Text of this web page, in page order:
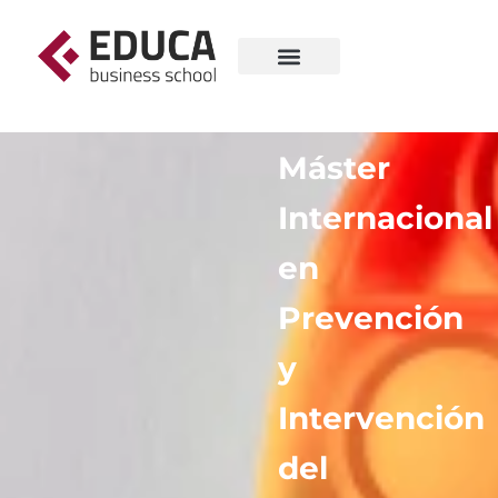
Máster
Internacional
en
Prevención
y
Intervención
del